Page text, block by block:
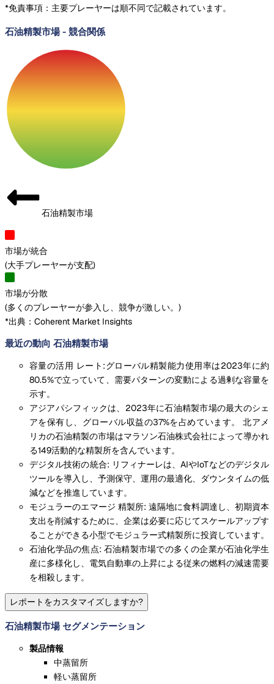
*免責事項：主要プレーヤーは順不同で記載されています。
石油精製市場- 競合関係
石油精製市場
市場が統合
(大手プレーヤーが支配)
市場が分散
(多くのプレーヤーが参入し、競争が激しい。 )
*出典：Coherent Market Insights
最近の動向 石油精製市場
容量の活用 レート:グローバル精製能力使用率は2023年に約
80.5%で立っていて、需要パターンの変動による過剰な容量を
示す。
アジアパシフィックは、2023年に石油精製市場の最大のシェ
アを保有し、グローバル収益の37%を占めています。 北アメ
リカの石油精製の市場はマラソン石油株式会社によって導かれ
る149活動的な精製所を含んでいます。
デジタル技術の統合: リフィナーレは、AIやIoTなどのデジタル
ツールを導入し、予測保守、運用の最適化、ダウンタイムの低
減などを推進しています。
モジュラーのエマージ 精製所: 遠隔地に食料調達し、初期資本
支出を削減するために、企業は必要に応じてスケールアップす
ることができる小型でモジュラー式精製所に投資しています。
石油化学品の焦点: 石油精製市場での多くの企業が石油化学生
産に多様化し、電気自動車の上昇による従来の燃料の減速需要
を相殺します。
レポートをカスタマイズしますか?
石油精製市場 セグメンテーション
製品情報
中蒸留所
軽い蒸留所